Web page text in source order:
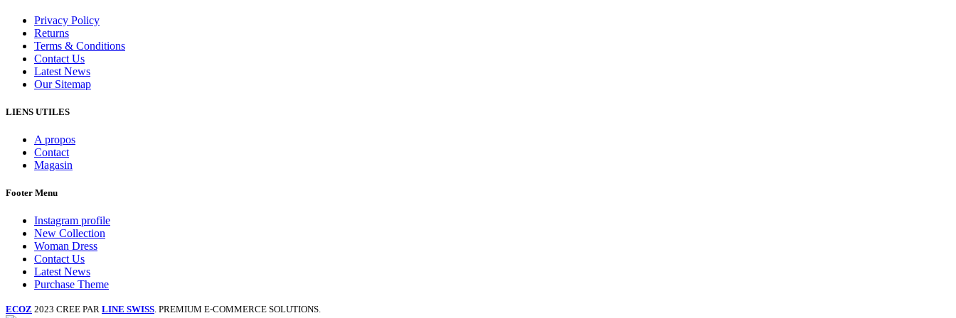
Privacy Policy
Returns
Terms & Conditions
Contact Us
Latest News
Our Sitemap
LIENS UTILES
A propos
Contact
Magasin
Footer Menu
Instagram profile
New Collection
Woman Dress
Contact Us
Latest News
Purchase Theme
ECOZ 2023 CREE PAR LINE SWISS. PREMIUM E-COMMERCE SOLUTIONS.